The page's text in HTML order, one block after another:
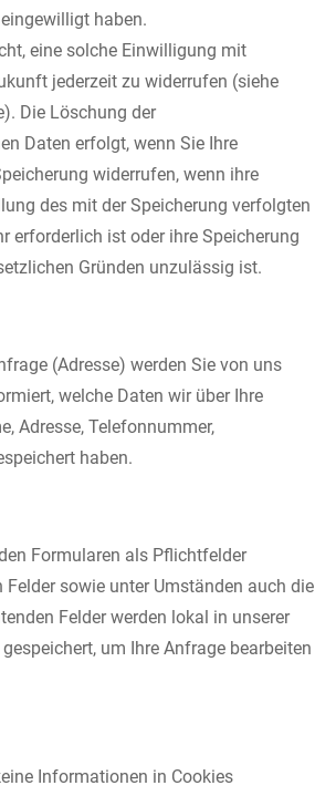
haben.
eine solche Einwilligung mit
jederzeit zu widerrufen (siehe
Die Löschung der
Daten erfolgt, wenn Sie Ihre
widerrufen, wenn ihre
des mit der Speicherung verfolgten
erforderlich ist oder ihre Speicherung
Gründen unzulässig ist.
(Adresse) werden Sie von uns
welche Daten wir über Ihre
Adresse, Telefonnummer,
haben.
Formularen als Pflichtfelder
Felder sowie unter Umständen auch die
Felder werden lokal in unserer
um Ihre Anfrage bearbeiten
Informationen in Cookies